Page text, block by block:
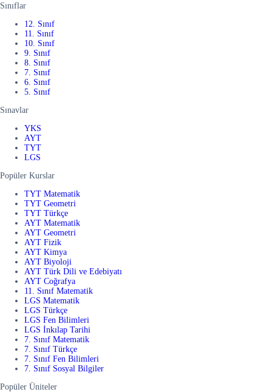
Sınıflar
12. Sınıf
11. Sınıf
10. Sınıf
9. Sınıf
8. Sınıf
7. Sınıf
6. Sınıf
5. Sınıf
Sınavlar
YKS
AYT
TYT
LGS
Popüler Kurslar
TYT Matematik
TYT Geometri
TYT Türkçe
AYT Matematik
AYT Geometri
AYT Fizik
AYT Kimya
AYT Biyoloji
AYT Türk Dili ve Edebiyatı
AYT Coğrafya
11. Sınıf Matematik
LGS Matematik
LGS Türkçe
LGS Fen Bilimleri
LGS İnkılap Tarihi
7. Sınıf Matematik
7. Sınıf Türkçe
7. Sınıf Fen Bilimleri
7. Sınıf Sosyal Bilgiler
Popüler Üniteler